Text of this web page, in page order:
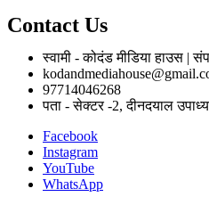
Contact Us
स्वामी - कोदंड मीडिया हाउस |
97714046268
पता - सेक्टर -2, दीनदयाल
Facebook
Instagram
YouTube
WhatsApp